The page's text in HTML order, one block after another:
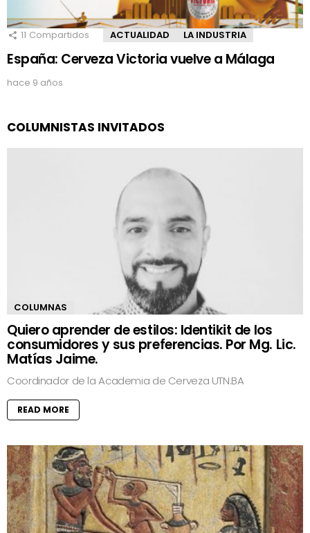
11 Compartidos ACTUALIDAD LA INDUSTRIA
España: Cerveza Victoria vuelve a Málaga
hace 9 años
COLUMNISTAS INVITADOS
COLUMNAS
Quiero aprender de estilos: Identikit de los
consumidores y sus preferencias. Por Mg. Lic.
Matías Jaime.
Coordinador de la Academia de Cerveza UTN.BA
READ MORE